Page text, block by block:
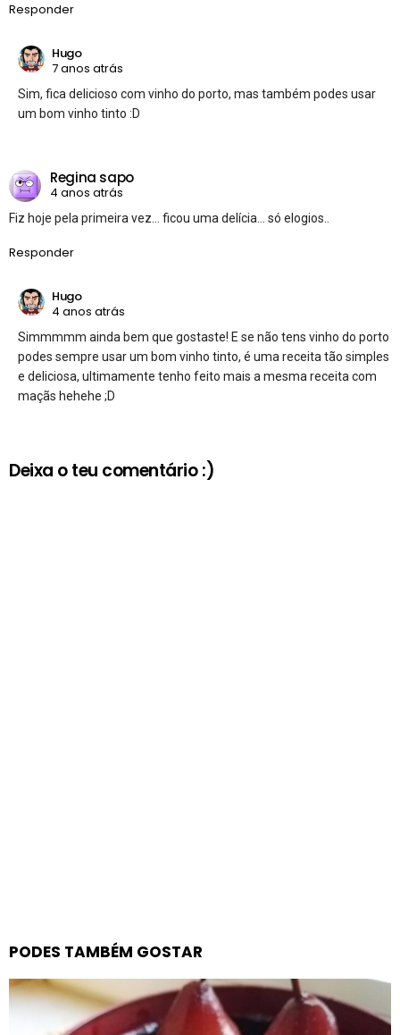
Responder
Hugo
7 anos atrás
Sim, fica delicioso com vinho do porto, mas também podes usar
um bom vinho tinto :D
Regina sapo
4 anos atrás
Fiz hoje pela primeira vez… ficou uma delícia… só elogios..
Responder
Hugo
4 anos atrás
Simmmmm ainda bem que gostaste! E se não tens vinho do porto
podes sempre usar um bom vinho tinto, é uma receita tão simples
e deliciosa, ultimamente tenho feito mais a mesma receita com
maçãs hehehe ;D
Deixa o teu comentário :)
PODES TAMBÉM GOSTAR